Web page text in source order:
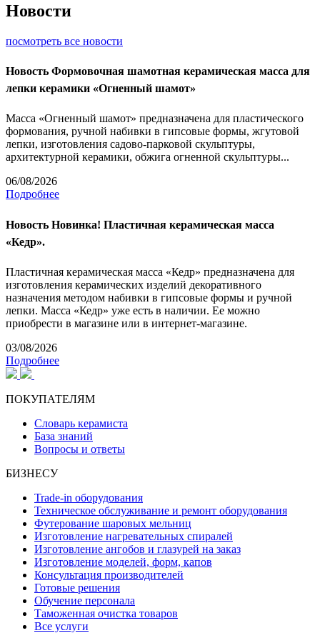
Новости
посмотреть все новости
Новость Формовочная шамотная керамическая масса для
лепки керамики «Огненный шамот»
Масса «Огненный шамот» предназначена для пластического
формования, ручной набивки в гипсовые формы, жгутовой
лепки, изготовления садово-парковой скульптуры,
архитектурной керамики, обжига огненной скульптуры...
06/08/2026
Подробнее
Новость Новинка! Пластичная керамическая масса
«Кедр».
Пластичная керамическая масса «Кедр» предназначена для
изготовления керамических изделий декоративного
назначения методом набивки в гипсовые формы и ручной
лепки. Масса «Кедр» уже есть в наличии. Ее можно
приобрести в магазине или в интернет-магазине.
03/08/2026
Подробнее
ПОКУПАТЕЛЯМ
Словарь керамиста
База знаний
Вопросы и ответы
БИЗНЕСУ
Trade-in оборудования
Техническое обслуживание и ремонт оборудования
Футерование шаровых мельниц
Изготовление нагревательных спиралей
Изготовление ангобов и глазурей на заказ
Изготовление моделей, форм, капов
Консультация производителей
Готовые решения
Обучение персонала
Таможенная очистка товаров
Все услуги